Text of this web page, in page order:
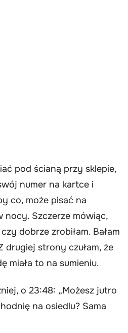
pod ścianą przy sklepie,
numer na kartce i
co, może pisać na
nocy. Szczerze mówiąc,
dobrze zrobiłam. Bałam
drugiej strony czułam, że
miała to na sumieniu.
o 23:48: „Możesz jutro
na osiedlu? Sama